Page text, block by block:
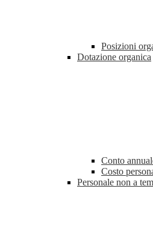
Posizioni
Dotazione organica
Conto
Costo
Personale non a